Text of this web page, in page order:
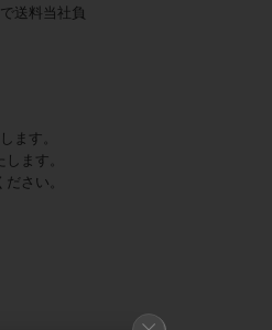
送料当社負
ます。
ます。
さい。